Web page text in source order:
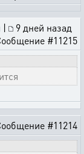
|
9 дней назад
#11215
#11214